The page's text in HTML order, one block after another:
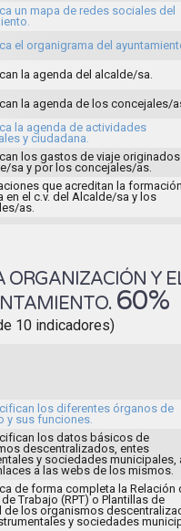
un mapa de redes sociales del
el organigrama del
la agenda del alcalde/sa.
la agenda de los concejales/
la agenda de actividades
y ciudadana.
los gastos de viaje
sa y por los concejales/as.
que acreditan la
en el c.v. del Alcalde/sa y los
as.
ORGANIZACIÓN Y
60%
10 indicadores)
los diferentes órganos de
y sus funciones.
los datos básicos de
descentralizados, entes
y sociedades municipales,
a las webs de los mismos.
de forma completa la Relación
Trabajo (RPT) o Plantillas de
de los organismos
y sociedades